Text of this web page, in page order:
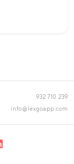
932 710 239
info@lexgoapp.com